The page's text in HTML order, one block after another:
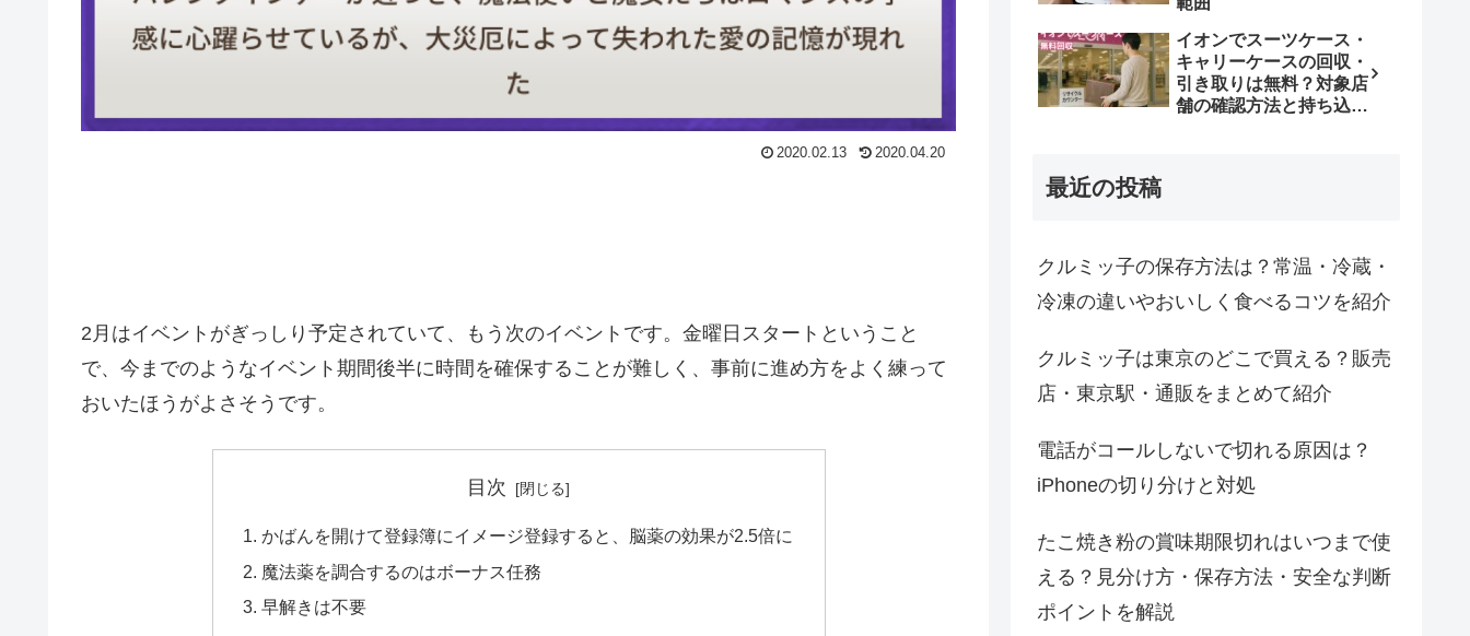
2020.02.13 2020.04.20
2月はイベントがぎっしり予定されていて、もう次のイベントです。金曜日スタートということ
で、今までのようなイベント期間後半に時間を確保することが難しく、事前に進め方をよく練って
おいたほうがよさそうです。
目次
かばんを開けて登録簿にイメージ登録すると、脳薬の効果が2.5倍に
魔法薬を調合するのはボーナス任務
早解きは不要
イオンでスーツケース・
キャリーケースの回収・
引き取りは無料？対象店
舗の確認方法と持ち込み
最近の投稿
クルミッ子の保存方法は？常温・冷蔵・
冷凍の違いやおいしく食べるコツを紹介
クルミッ子は東京のどこで買える？販売
店・東京駅・通販をまとめて紹介
電話がコールしないで切れる原因は？
iPhoneの切り分けと対処
たこ焼き粉の賞味期限切れはいつまで使
える？見分け方・保存方法・安全な判断
ポイントを解説